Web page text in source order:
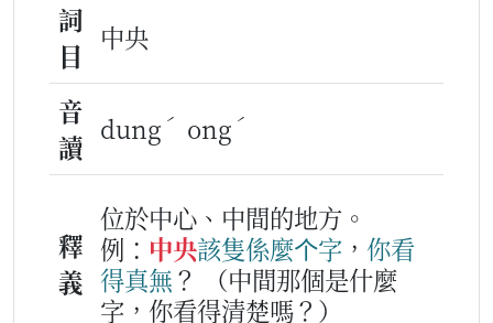
詞
目
中央
音
讀
dung ˊ ong ˊ
釋
義
位於中心、中間的地方。
例： 中央該隻係麼个字 ， 你看
得真無？
（中間那個是什麼
字，你看得清楚嗎？）